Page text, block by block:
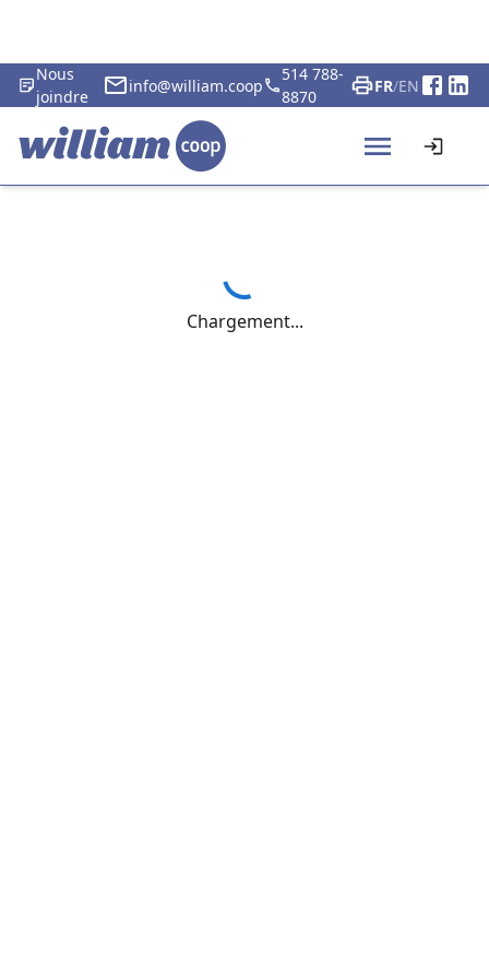
Nous
joindre
info@william.coop
514 788-
8870
FR/EN
Chargement...